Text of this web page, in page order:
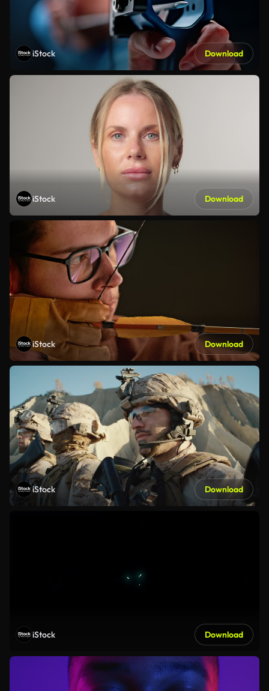
iStock Download
iStock Download
iStock Download
iStock Download
iStock Download